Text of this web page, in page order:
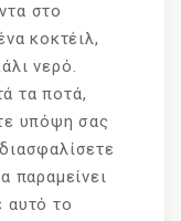
στο
κοκτέιλ,
νερό.
τα ποτά,
υπόψη σας
παραμείνει
αυτό το